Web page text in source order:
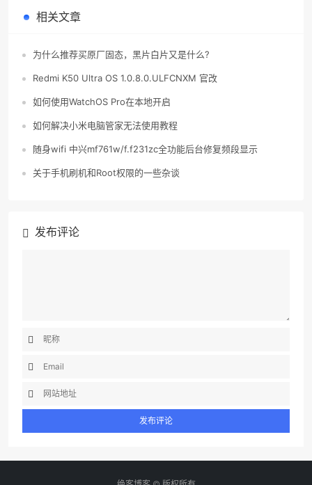
相关文章
为什么推荐买原厂固态，黑片白片又是什么?
Redmi K50 Ultra OS 1.0.8.0.ULFCNXM 官改
如何使用WatchOS Pro在本地开启
如何解决小米电脑管家无法使用教程
随身wifi 中兴mf761w/f.f231zc全功能后台修复频段显示
关于手机刷机和Root权限的一些杂谈
发布评论